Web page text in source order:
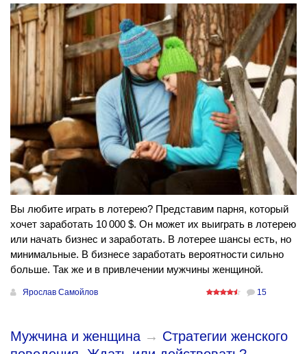
Вы любите играть в лотерею? Представим парня, который
хочет заработать 10 000 $. Он может их выиграть в лотерею
или начать бизнес и заработать. В лотерее шансы есть, но
минимальные. В бизнесе заработать вероятности сильно
больше. Так же и в привлечении мужчины женщиной.
Ярослав Самойлов 15
Мужчина и женщина → Стратегии женского